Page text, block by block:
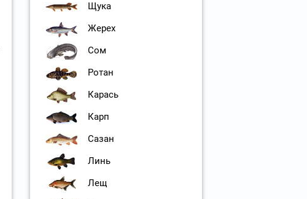
Щука
Жерех
Сом
Ротан
Карась
Карп
Сазан
Линь
Лещ